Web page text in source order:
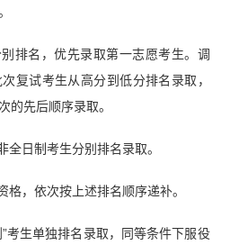
排名，优先录取第一志愿考生。调
复试考生从高分到低分排名录取，
的先后顺序录取。
日制考生分别排名录取。
，依次按上述排名顺序递补。
考生单独排名录取，同等条件下服役